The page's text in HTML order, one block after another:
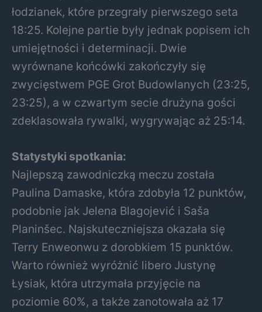
łodzianek, które przegrały pierwszego seta
18:25. Kolejne partie były jednak popisem ich
umiejętności i determinacji. Dwie
wyrównane końcówki zakończyły się
zwycięstwem PGE Grot Budowlanych (23:25,
23:25), a w czwartym secie drużyna gości
zdeklasowała rywalki, wygrywając aż 25:14.
Statystyki spotkania:
Najlepszą zawodniczką meczu została
Paulina Damaske, która zdobyła 12 punktów,
podobnie jak Jelena Blagojević i Saša
Planinšec. Najskuteczniejsza okazała się
Terry Enweonwu z dorobkiem 15 punktów.
Warto również wyróżnić libero Justynę
Łysiak, która utrzymała przyjęcie na
poziomie 60%, a także zanotowała aż 17